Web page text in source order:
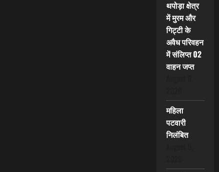
थपोड़ा क्षेत्र
में मुरम और
गिट्टी के
अवैध परिवहन
में संलिप्त 02
वाहन जप्त
महिला
पटवारी
निलंबित